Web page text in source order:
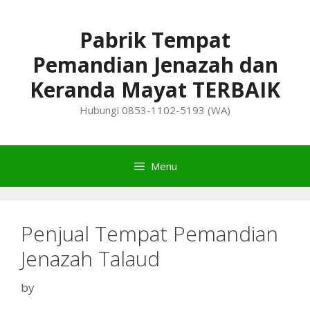
Pabrik Tempat
Pemandian Jenazah dan
Keranda Mayat TERBAIK
Hubungi 0853-1102-5193 (WA)
Menu
Penjual Tempat Pemandian
Jenazah Talaud
by